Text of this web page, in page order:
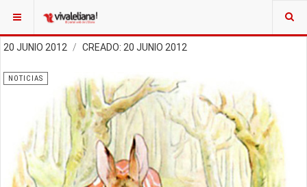
20 JUNIO 2012 CREADO: 20 JUNIO 2012
NOTICIAS